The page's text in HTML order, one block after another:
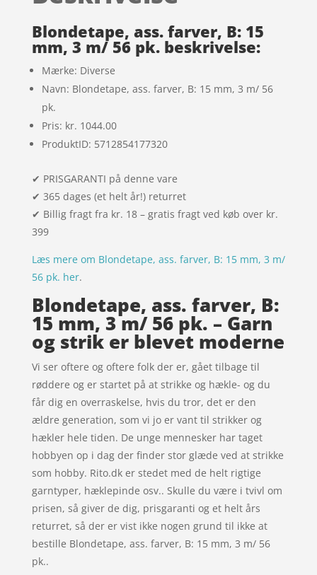
ømmels
er
Blondetape, ass. farver, B: 15
mm, 3 m/ 56 pk. beskrivelse:
Mærke: Diverse
Navn: Blondetape, ass. farver, B: 15 mm, 3 m/ 56
pk.
Pris: kr. 1044.00
ProduktID: 5712854177320
✔ PRISGARANTI på denne vare
✔ 365 dages (et helt år!) returret
✔ Billig fragt fra kr. 18 – gratis fragt ved køb over kr.
399
Læs mere om Blondetape, ass. farver, B: 15 mm, 3 m/
56 pk. her.
Blondetape, ass. farver, B:
15 mm, 3 m/ 56 pk. – Garn
og strik er blevet moderne
Vi ser oftere og oftere folk der er, gået tilbage til
røddere og er startet på at strikke og hækle- og du
får dig en overraskelse, hvis du tror, det er den
ældre generation, som vi jo er vant til strikker og
hækler hele tiden. De unge mennesker har taget
hobbyen op i dag der finder stor glæde ved at strikke
som hobby. Rito.dk er stedet med de helt rigtige
garntyper, hæklepinde osv.. Skulle du være i tvivl om
prisen, så giver de dig, prisgaranti og et helt års
returret, så der er vist ikke nogen grund til ikke at
bestille Blondetape, ass. farver, B: 15 mm, 3 m/ 56
pk..